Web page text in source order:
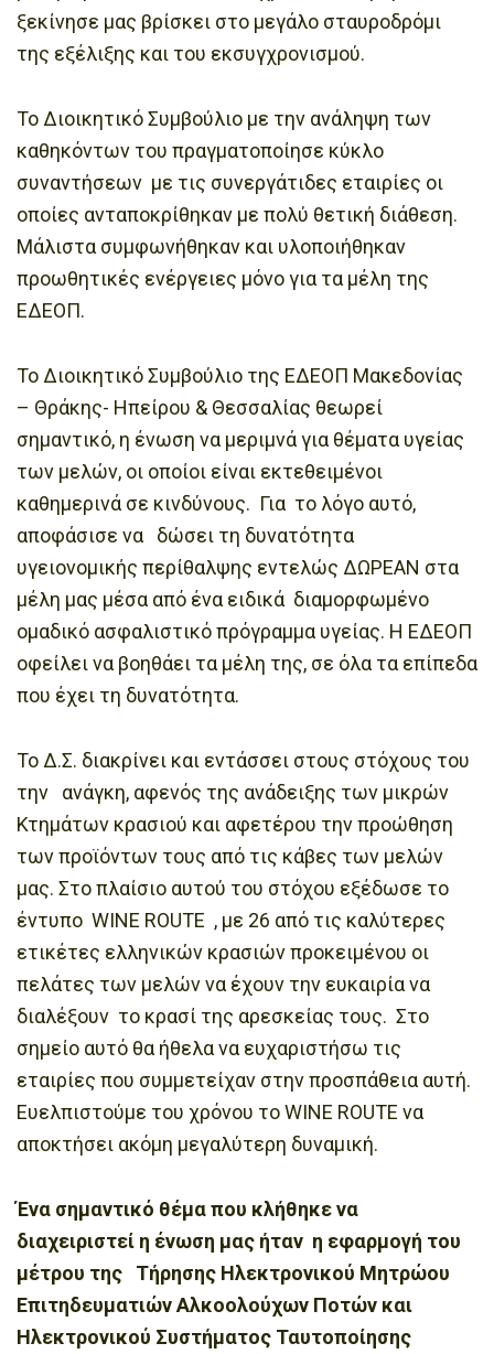
ξεκίνησε μας βρίσκει στο μεγάλο σταυροδρόμι
της εξέλιξης και του εκσυγχρονισμού.
Το Διοικητικό Συμβούλιο με την ανάληψη των
καθηκόντων του πραγματοποίησε κύκλο
συναντήσεων με τις συνεργάτιδες εταιρίες οι
οποίες ανταποκρίθηκαν με πολύ θετική διάθεση.
Μάλιστα συμφωνήθηκαν και υλοποιήθηκαν
προωθητικές ενέργειες μόνο για τα μέλη της
ΕΔΕΟΠ.
Το Διοικητικό Συμβούλιο της ΕΔΕΟΠ Μακεδονίας
– Θράκης- Ηπείρου & Θεσσαλίας θεωρεί
σημαντικό, η ένωση να μεριμνά για θέματα υγείας
των μελών, οι οποίοι είναι εκτεθειμένοι
καθημερινά σε κινδύνους. Για το λόγο αυτό,
αποφάσισε να δώσει τη δυνατότητα
υγειονομικής περίθαλψης εντελώς ΔΩΡΕΑΝ στα
μέλη μας μέσα από ένα ειδικά διαμορφωμένο
ομαδικό ασφαλιστικό πρόγραμμα υγείας. Η ΕΔΕΟΠ
οφείλει να βοηθάει τα μέλη της, σε όλα τα επίπεδα
που έχει τη δυνατότητα.
Το Δ.Σ. διακρίνει και εντάσσει στους στόχους του
την ανάγκη, αφενός της ανάδειξης των μικρών
Κτημάτων κρασιού και αφετέρου την προώθηση
των προϊόντων τους από τις κάβες των μελών
μας. Στο πλαίσιο αυτού του στόχου εξέδωσε το
έντυπο WINE ROUTE , με 26 από τις καλύτερες
ετικέτες ελληνικών κρασιών προκειμένου οι
πελάτες των μελών να έχουν την ευκαιρία να
διαλέξουν το κρασί της αρεσκείας τους. Στο
σημείο αυτό θα ήθελα να ευχαριστήσω τις
εταιρίες που συμμετείχαν στην προσπάθεια αυτή.
Ευελπιστούμε του χρόνου το WINE ROUTE να
αποκτήσει ακόμη μεγαλύτερη δυναμική.
Ένα σημαντικό θέμα που κλήθηκε να
διαχειριστεί η ένωση μας ήταν η εφαρμογή του
μέτρου της Τήρησης Ηλεκτρονικού Μητρώου
Επιτηδευματιών Αλκοολούχων Ποτών και
Ηλεκτρονικού Συστήματος Ταυτοποίησης